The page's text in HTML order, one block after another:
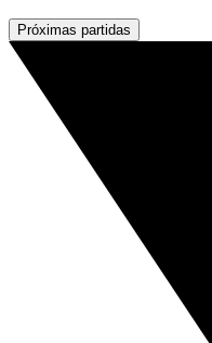
Próximas partidas